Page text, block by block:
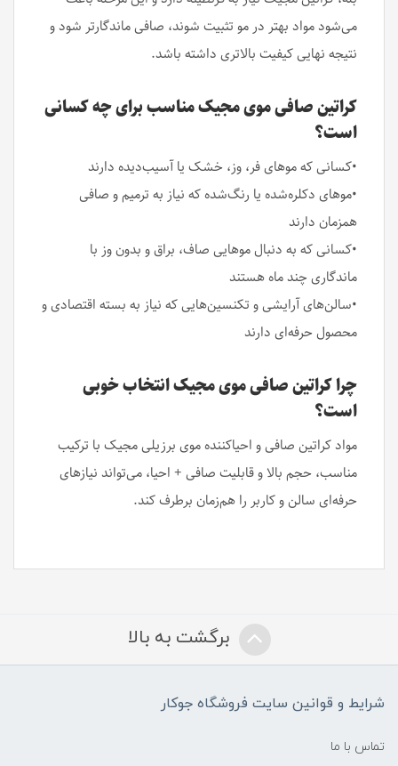
می‌شود مواد بهتر در مو تثبیت شوند، صافی ماندگارتر شود و
نتیجه نهایی کیفیت بالاتری داشته باشد.
کراتین صافی موی مجیک مناسب برای چه کسانی
است؟
•کسانی که موهای فر، وز، خشک یا آسیب‌دیده دارند
•موهای دکلره‌شده یا رنگ‌شده که نیاز به ترمیم و صافی
همزمان دارند
•کسانی که به دنبال موهایی صاف، براق و بدون وز با
ماندگاری چند ماه هستند
•سالن‌‌های آرایشی و تکنسین‌هایی که نیاز به بسته اقتصادی و
محصول حرفه‌ای دارند
چرا کراتین صافی موی مجیک انتخاب خوبی
است؟
مواد کراتین صافی و احیاکننده موی برزیلی مجیک با ترکیب
مناسب، حجم بالا و قابلیت صافی + احیا، می‌تواند نیازهای
حرفه‌ای سالن و کاربر را هم‌زمان برطرف کند.
برگشت به بالا
شرایط و قوانین سایت فروشگاه جوکار
تماس با ما